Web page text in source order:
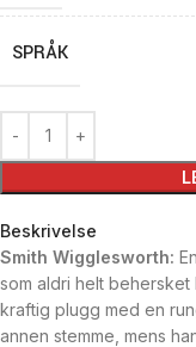
SPRÅK
Beskrivelse
Smith Wigglesworth:
som aldri helt
kraftig plugg med en
annen stemme, mens